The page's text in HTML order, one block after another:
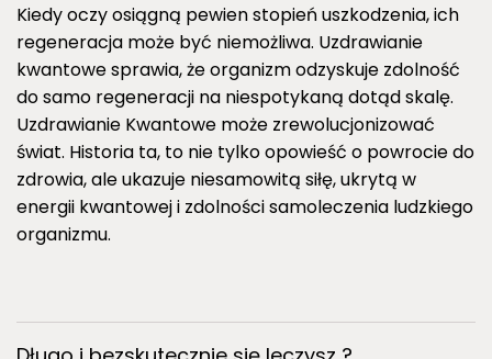
Kiedy oczy osiągną pewien stopień uszkodzenia, ich
regeneracja może być niemożliwa. Uzdrawianie
kwantowe sprawia, że organizm odzyskuje zdolność
do samo regeneracji na niespotykaną dotąd skalę.
Uzdrawianie Kwantowe może zrewolucjonizować
świat. Historia ta, to nie tylko opowieść o powrocie do
zdrowia, ale ukazuje niesamowitą siłę, ukrytą w
energii kwantowej i zdolności samoleczenia ludzkiego
organizmu.